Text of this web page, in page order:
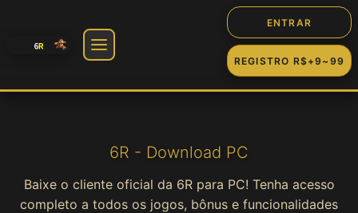
ENTRAR
REGISTRO R$+9~99
Slot
Cassino
6R - Download PC
Baixe o cliente oficial da 6R para PC! Tenha acesso
completo a todos os jogos, bônus e funcionalidades